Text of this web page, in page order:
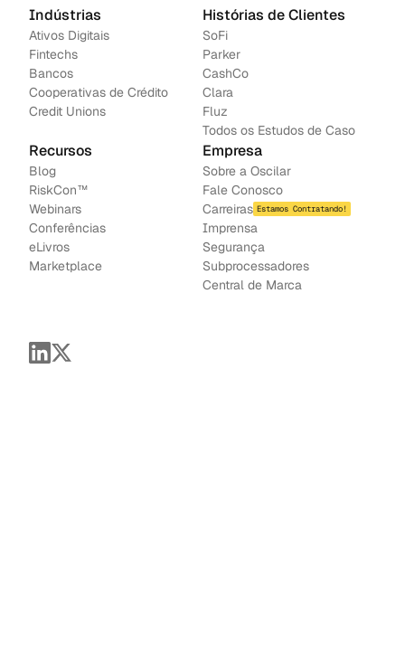
Indústrias
Ativos Digitais
Fintechs
Bancos
Cooperativas de Crédito
Credit Unions
Histórias de Clientes
SoFi
Parker
CashCo
Clara
Fluz
Todos os Estudos de Caso
Recursos
Blog
RiskCon™
Webinars
Conferências
eLivros
Marketplace
Empresa
Sobre a Oscilar
Fale Conosco
Carreiras Estamos Contratando!
Imprensa
Segurança
Subprocessadores
Central de Marca